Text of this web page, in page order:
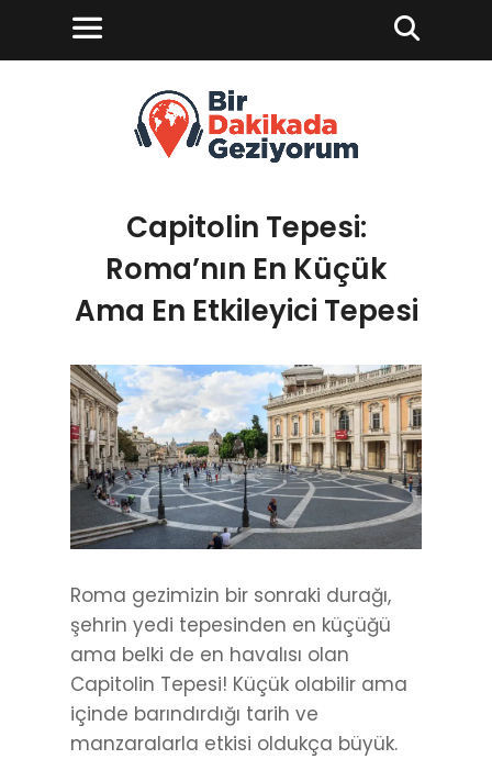
Capitolin Tepesi:
Roma’nın En Küçük
Ama En Etkileyici Tepesi
Roma gezimizin bir sonraki durağı,
şehrin yedi tepesinden en küçüğü
ama belki de en havalısı olan
Capitolin Tepesi! Küçük olabilir ama
içinde barındırdığı tarih ve
manzaralarla etkisi oldukça büyük.